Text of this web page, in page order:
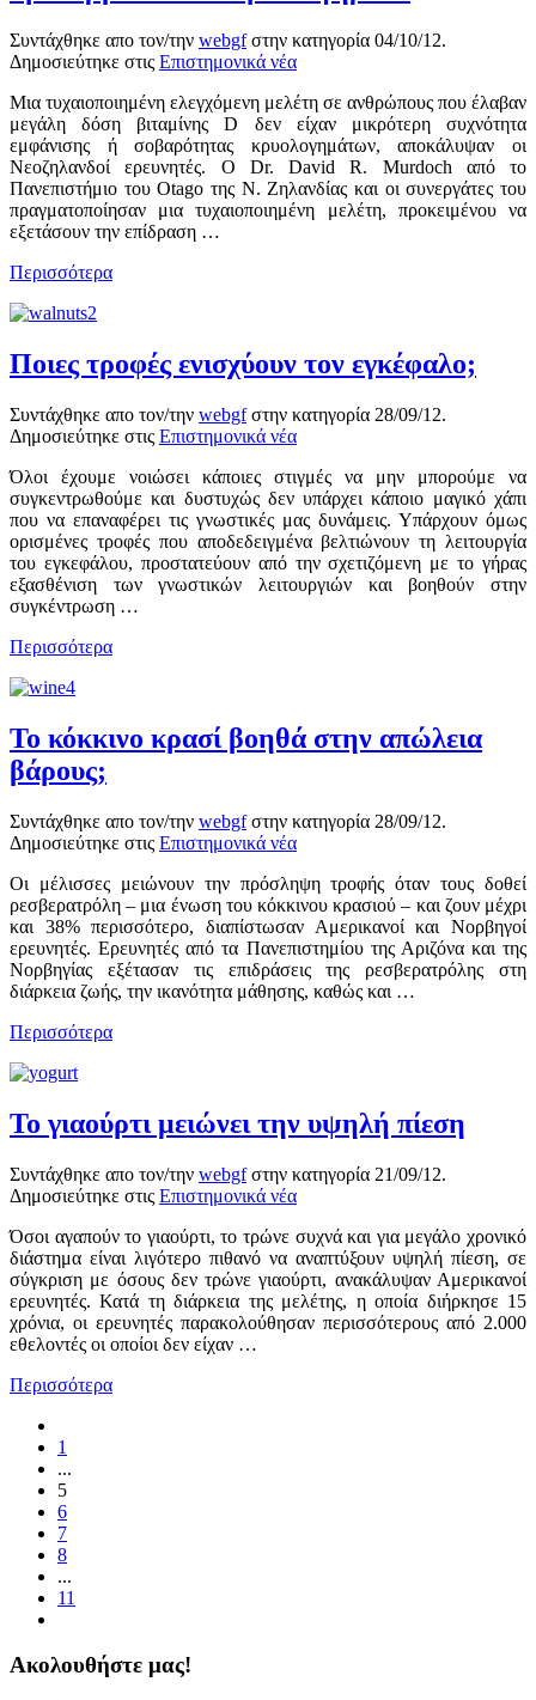
Συντάχθηκε απο τον/την webgfστην κατηγορία 04/10/12.
Δημοσιεύτηκε στις Επιστημονικά νέα
Μια τυχαιοποιημένη ελεγχόμενη μελέτη σε ανθρώπους που έλαβαν
μεγάλη δόση βιταμίνης D δεν είχαν μικρότερη συχνότητα
εμφάνισης ή σοβαρότητας κρυολογημάτων, αποκάλυψαν οι
Νεοζηλανδοί ερευνητές. Ο Dr. David R. Murdoch από το
Πανεπιστήμιο του Otago της Ν. Ζηλανδίας και οι συνεργάτες του
πραγματοποίησαν μια τυχαιοποιημένη μελέτη, προκειμένου να
εξετάσουν την επίδραση …
Περισσότερα
Ποιες τροφές ενισχύουν τον εγκέφαλο;
Συντάχθηκε απο τον/την webgfστην κατηγορία 28/09/12.
Δημοσιεύτηκε στις Επιστημονικά νέα
Όλοι έχουμε νοιώσει κάποιες στιγμές να μην μπορούμε να
συγκεντρωθούμε και δυστυχώς δεν υπάρχει κάποιο μαγικό χάπι
που να επαναφέρει τις γνωστικές μας δυνάμεις. Υπάρχουν όμως
ορισμένες τροφές που αποδεδειγμένα βελτιώνουν τη λειτουργία
του εγκεφάλου, προστατεύουν από την σχετιζόμενη με το γήρας
εξασθένιση των γνωστικών λειτουργιών και βοηθούν στην
συγκέντρωση …
Περισσότερα
Το κόκκινο κρασί βοηθά στην απώλεια
βάρους;
Συντάχθηκε απο τον/την webgfστην κατηγορία 28/09/12.
Δημοσιεύτηκε στις Επιστημονικά νέα
Οι μέλισσες μειώνουν την πρόσληψη τροφής όταν τους δοθεί
ρεσβερατρόλη – μια ένωση του κόκκινου κρασιού – και ζουν μέχρι
και 38% περισσότερο, διαπίστωσαν Αμερικανοί και Νορβηγοί
ερευνητές. Ερευνητές από τα Πανεπιστημίου της Αριζόνα και της
Νορβηγίας εξέτασαν τις επιδράσεις της ρεσβερατρόλης στη
διάρκεια ζωής, την ικανότητα μάθησης, καθώς και …
Περισσότερα
Το γιαούρτι μειώνει την υψηλή πίεση
Συντάχθηκε απο τον/την webgfστην κατηγορία 21/09/12.
Δημοσιεύτηκε στις Επιστημονικά νέα
Όσοι αγαπούν το γιαούρτι, το τρώνε συχνά και για μεγάλο χρονικό
διάστημα είναι λιγότερο πιθανό να αναπτύξουν υψηλή πίεση, σε
σύγκριση με όσους δεν τρώνε γιαούρτι, ανακάλυψαν Αμερικανοί
ερευνητές. Κατά τη διάρκεια της μελέτης, η οποία διήρκησε 15
χρόνια, οι ερευνητές παρακολούθησαν περισσότερους από 2.000
εθελοντές οι οποίοι δεν είχαν …
Περισσότερα
1
...
5
6
7
8
...
11
Ακολουθήστε μας!